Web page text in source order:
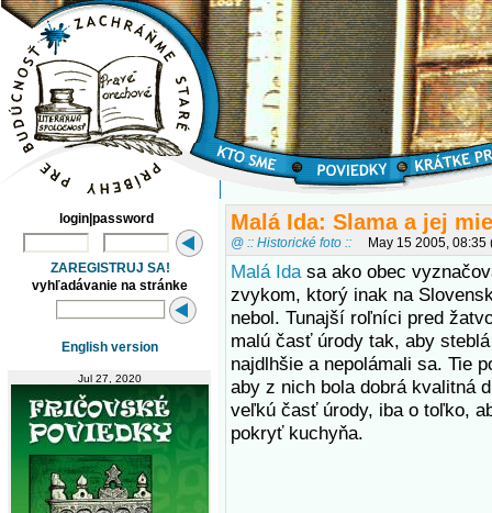
login|password
ZAREGISTRUJ SA!
vyhľadávanie na stránke
English version
Jul 27, 2020
Malá Ida: Slama a jej
@ :: Historické foto :: May 15 2005, 08:35
Malá Idasa ako obec
zvykom, ktorý inak na
nebol. Tunajší roľníci pred
malú časť úrody tak, aby
najdlhšie a nepolámali sa. Tie
aby z nich bola dobrá kvalitná
veľkú časť úrody, iba o toľko,
pokryť kuchyňa.